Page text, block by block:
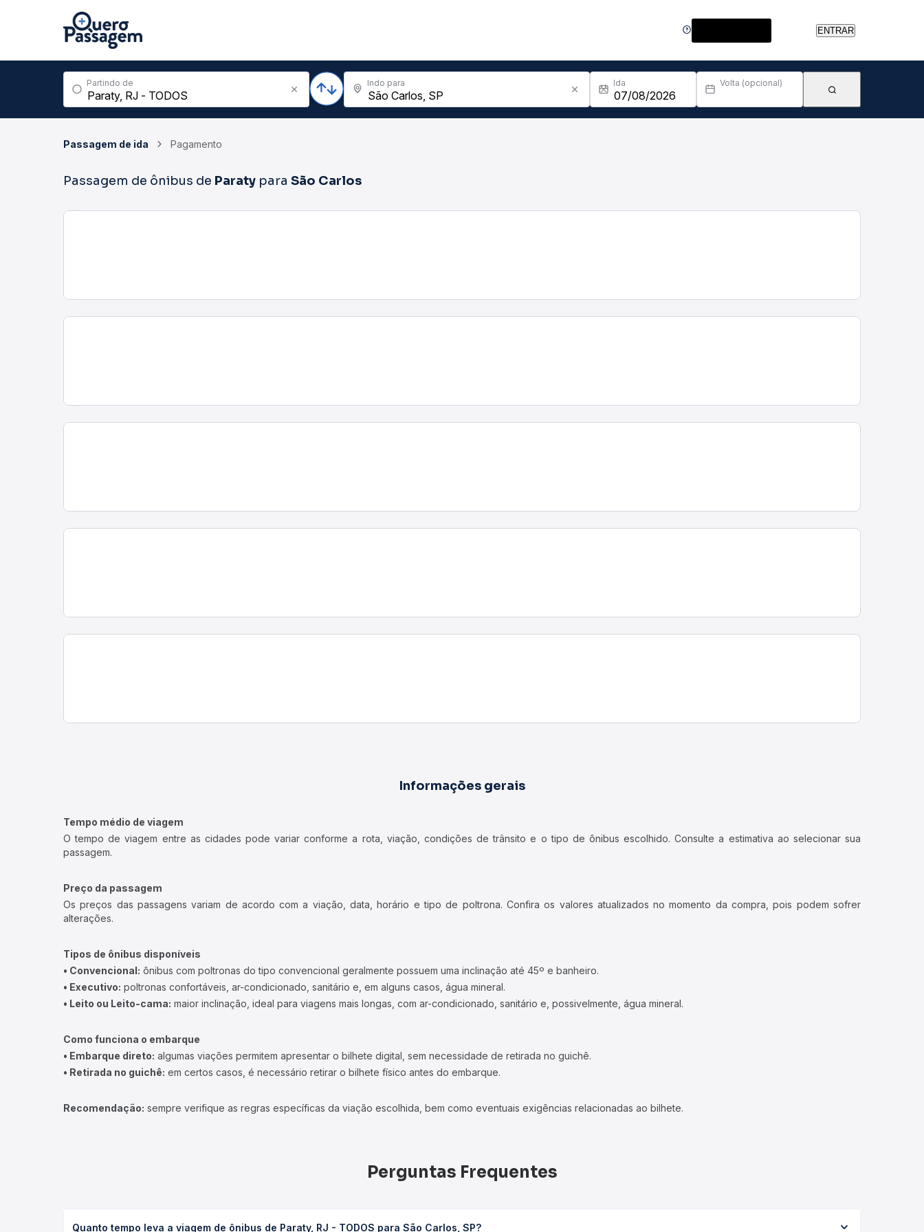
ENTRAR
Partindo de Indo para Ida Volta (opcional)
Passagem de ida Pagamento
Passagem de ônibus de Paraty para São Carlos
Informações gerais
Tempo médio de viagem
O tempo de viagem entre as cidades pode variar conforme a rota, viação, condições de trânsito e o tipo de ônibus escolhido. Consulte a estimativa ao selecionar sua
passagem.
Preço da passagem
Os preços das passagens variam de acordo com a viação, data, horário e tipo de poltrona. Confira os valores atualizados no momento da compra, pois podem sofrer
alterações.
Tipos de ônibus disponíveis
• Convencional: ônibus com poltronas do tipo convencional geralmente possuem uma inclinação até 45º e banheiro.
• Executivo: poltronas confortáveis, ar-condicionado, sanitário e, em alguns casos, água mineral.
• Leito ou Leito-cama: maior inclinação, ideal para viagens mais longas, com ar-condicionado, sanitário e, possivelmente, água mineral.
Como funciona o embarque
• Embarque direto: algumas viações permitem apresentar o bilhete digital, sem necessidade de retirada no guichê.
• Retirada no guichê: em certos casos, é necessário retirar o bilhete físico antes do embarque.
Recomendação: sempre verifique as regras específicas da viação escolhida, bem como eventuais exigências relacionadas ao bilhete.
Perguntas Frequentes
Quanto tempo leva a viagem de ônibus de Paraty, RJ - TODOS para São Carlos, SP?